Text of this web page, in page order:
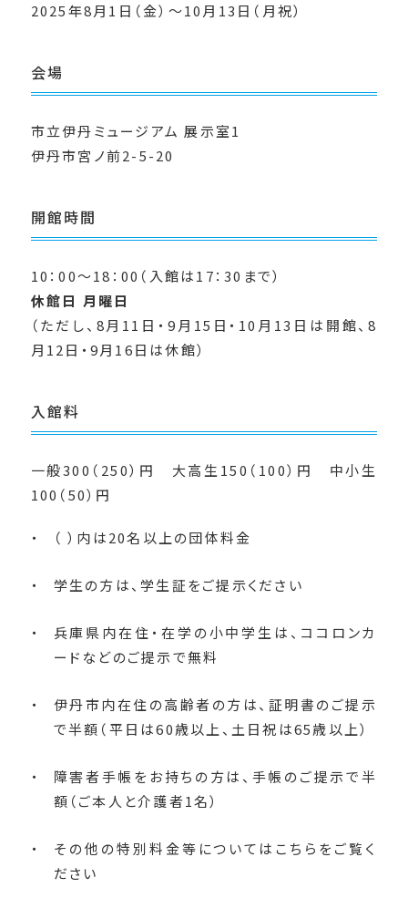
2025年8月1日（金）～10月13日（月祝）
会場
市立伊丹ミュージアム 展示室1
伊丹市宮ノ前2-5-20
開館時間
10：00～18：00（入館は17：30まで）
休館日 月曜日
（ただし、8月11日・9月15日・10月13日は開館、8
月12日・9月16日は休館）
入館料
一般300（250）円 大高生150（100）円 中小生
100（50）円
（ ）内は20名以上の団体料金
学生の方は、学生証をご提示ください
兵庫県内在住・在学の小中学生は、ココロンカ
ードなどのご提示で無料
伊丹市内在住の高齢者の方は、証明書のご提示
で半額（平日は60歳以上、土日祝は65歳以上）
障害者手帳をお持ちの方は、手帳のご提示で半
額（ご本人と介護者1名）
その他の特別料金等についてはこちらをご覧く
ださい